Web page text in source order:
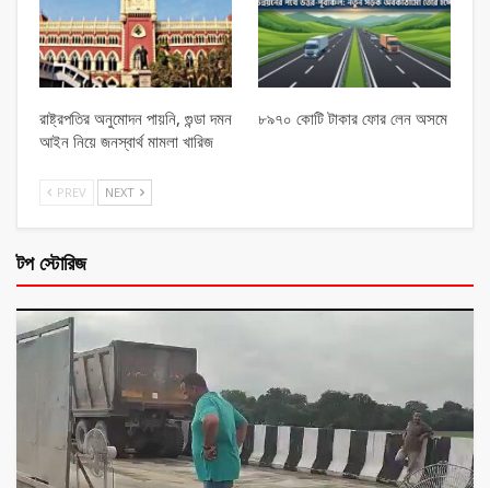
রাষ্ট্রপতির অনুমোদন পায়নি, গুন্ডা দমন
আইন নিয়ে জনস্বার্থ মামলা খারিজ
৮৯৭০ কোটি টাকার ফোর লেন অসমে
PREV NEXT
টপ স্টোরিজ